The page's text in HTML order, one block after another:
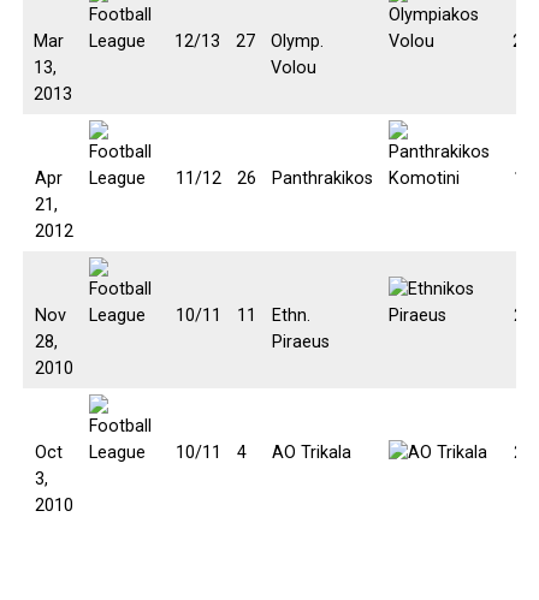
Mar
13,
2013
12/13 27
Olymp.
Volou
2:1
Apr
21,
2012
11/12 26 Panthrakikos 1:0
Nov
28,
2010
10/11 11
Ethn.
Piraeus
2:2
Oct
3,
2010
10/11 4 AO Trikala 2:0